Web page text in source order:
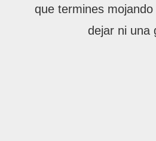
que termines mojando
dejar ni una